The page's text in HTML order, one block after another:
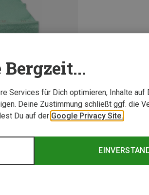
Services für Dich optimieren, Inhalte auf
Deine Zustimmung schließt ggf. die
Du auf der Google Privacy Site.